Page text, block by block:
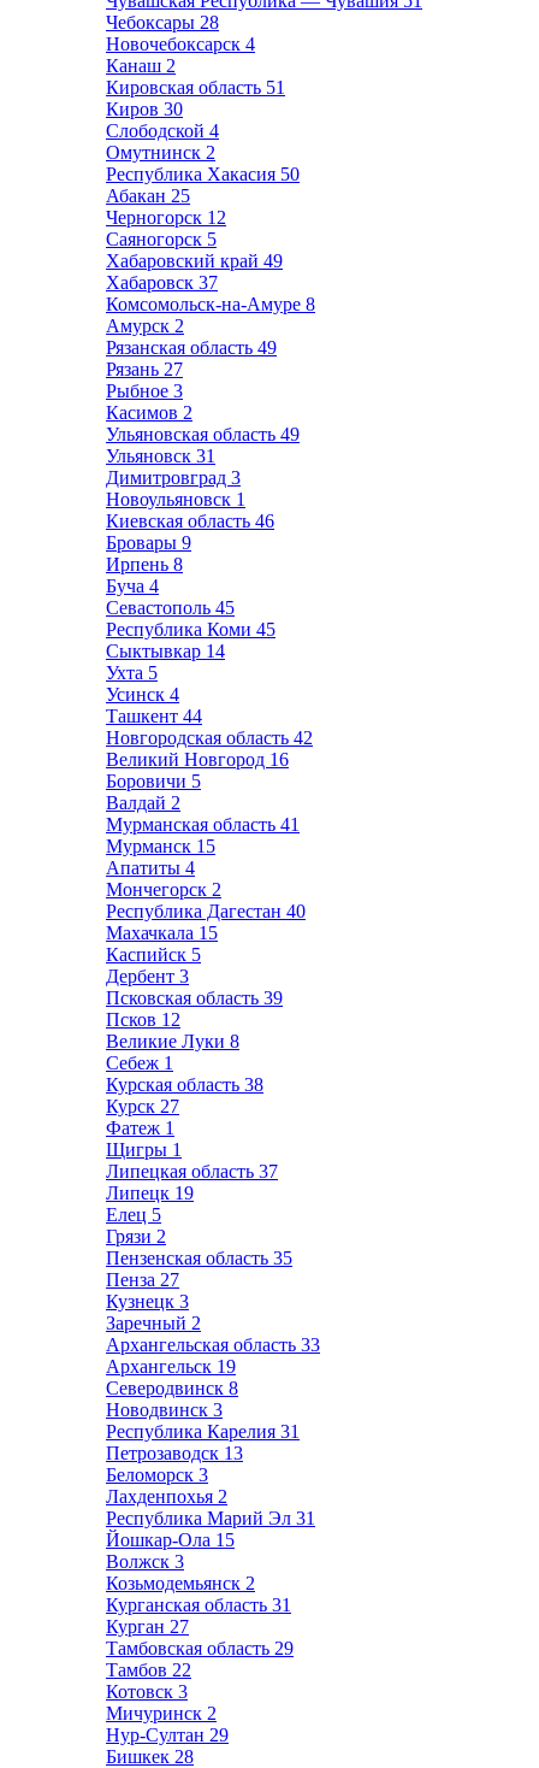
Чебоксары 28
Новочебоксарск 4
Канаш 2
Кировская область 51
Киров 30
Слободской 4
Омутнинск 2
Республика Хакасия 50
Абакан 25
Черногорск 12
Саяногорск 5
Хабаровский край 49
Хабаровск 37
Комсомольск-на-Амуре 8
Амурск 2
Рязанская область 49
Рязань 27
Рыбное 3
Касимов 2
Ульяновская область 49
Ульяновск 31
Димитровград 3
Новоульяновск 1
Киевская область 46
Бровары 9
Ирпень 8
Буча 4
Севастополь 45
Республика Коми 45
Сыктывкар 14
Ухта 5
Усинск 4
Ташкент 44
Новгородская область 42
Великий Новгород 16
Боровичи 5
Валдай 2
Мурманская область 41
Мурманск 15
Апатиты 4
Мончегорск 2
Республика Дагестан 40
Махачкала 15
Каспийск 5
Дербент 3
Псковская область 39
Псков 12
Великие Луки 8
Себеж 1
Курская область 38
Курск 27
Фатеж 1
Щигры 1
Липецкая область 37
Липецк 19
Елец 5
Грязи 2
Пензенская область 35
Пенза 27
Кузнецк 3
Заречный 2
Архангельская область 33
Архангельск 19
Северодвинск 8
Новодвинск 3
Республика Карелия 31
Петрозаводск 13
Беломорск 3
Лахденпохья 2
Республика Марий Эл 31
Йошкар-Ола 15
Волжск 3
Козьмодемьянск 2
Курганская область 31
Курган 27
Тамбовская область 29
Тамбов 22
Котовск 3
Мичуринск 2
Нур-Султан 29
Бишкек 28